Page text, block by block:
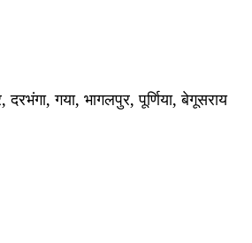
गया, भागलपुर, पूर्णिया, बेगूसराय